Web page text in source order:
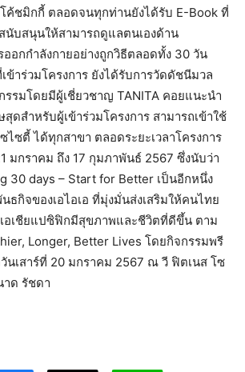
ค้ชมิกกี้ ตลอดจนทุกท่านยังได้รับ E-Book ที่
นับสนุนให้สามารถดูแลตนเองด้าน
อกกำลังกายอย่างถูกวิธีตลอดทั้ง 30 วัน
าร่วมโครงการ ยังได้รับการวัดดัชนีมวล
รรมโดยมีผู้เชี่ยวชาญ TANITA คอยแนะนำ
ดสำหรับผู้เข้าร่วมโครงการ สามารถเข้าใช้
ไซตี้ ได้ทุกสาขา ตลอดระยะเวลาโครงการ
มกราคม ถึง 17 กุมภาพันธ์ 2567 ซึ่งนับว่า
30 days – Start for Better เป็นอีกหนึ่ง
ธกิจของเอไอเอ ที่มุ่งมั่นส่งเสริมให้คนไทย
อเชียแปซิฟิกมีสุขภาพและชีวิตที่ดีขึ้น ตาม
Longer, Better Lives โดยกิจกรรมพรี
นเสาร์ที่ 20 มกราคม 2567 ณ วี ฟิตเนส โซ
าด รัชดา